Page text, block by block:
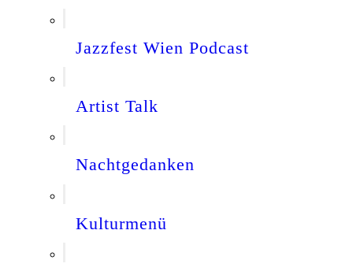
Jazzfest Wien Podcast
Artist Talk
Nachtgedanken
Kulturmenü